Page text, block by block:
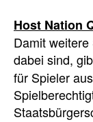
Host Nation
Damit
dabei sind,
für Spieler